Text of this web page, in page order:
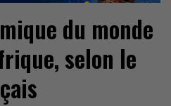
du monde
selon le